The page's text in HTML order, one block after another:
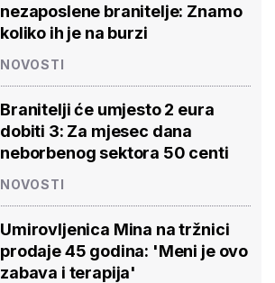
nezaposlene branitelje: Znamo
koliko ih je na burzi
NOVOSTI
Branitelji će umjesto 2 eura
dobiti 3: Za mjesec dana
neborbenog sektora 50 centi
NOVOSTI
Umirovljenica Mina na tržnici
prodaje 45 godina: 'Meni je ovo
zabava i terapija'